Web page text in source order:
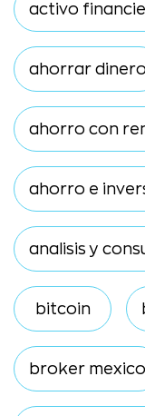
activo
ahorrar dinero
ahorro con
ahorro e
analisis y
bitcoin
broker mexico